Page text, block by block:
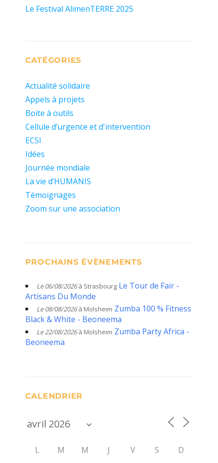
Le Festival AlimenTERRE 2025
CATÉGORIES
Actualité solidaire
Appels à projets
Boite à outils
Cellule d’urgence et d'intervention
ECSI
Idées
Journée mondiale
La vie d’HUMANIS
Témoignages
Zoom sur une association
PROCHAINS ÉVÈNEMENTS
Le 06/08/2026à Strasbourg Le Tour de Fair -
Artisans Du Monde
Le 08/08/2026à Molsheim Zumba 100 % Fitness
Black & White - Beoneema
Le 22/08/2026à Molsheim Zumba Party Africa -
Beoneema
CALENDRIER
L M M J V S D